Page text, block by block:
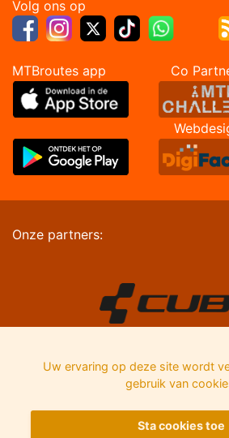
Volg ons op
MTBroutes app Co
Onze partners:
Uw ervaring op deze site wordt
gebruik van
Sta cookies toe